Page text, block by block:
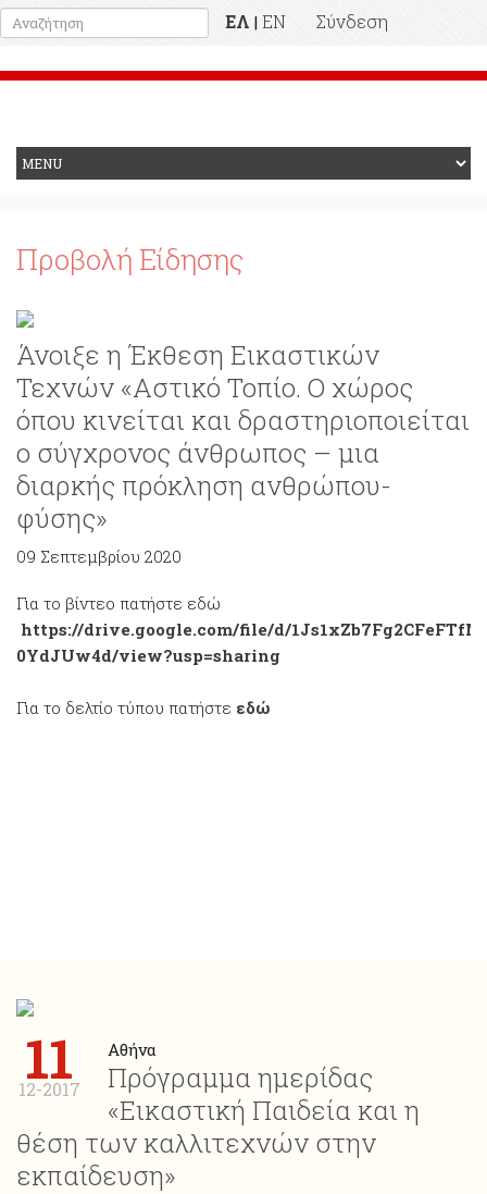
ΕΛ | EN
Σύνδεση
Προβολή Είδησης
Άνοιξε η Έκθεση Εικαστικών
Τεχνών «Αστικό Τοπίο. Ο χώρος
όπου κινείται και δραστηριοποιείται
ο σύγχρονος άνθρωπος – μια
διαρκής πρόκληση ανθρώπου-
φύσης»
09 Σεπτεμβρίου 2020
Για το βίντεο πατήστε εδώ
https://drive.google.com/file/d/
0YdJUw4d/view?usp=sharing
Για το δελτίο τύπου πατήστε εδώ
11
12-2017
Αθήνα
Πρόγραμμα ημερίδας
«Εικαστική Παιδεία και η
θέση των καλλιτεχνών στην
εκπαίδευση»